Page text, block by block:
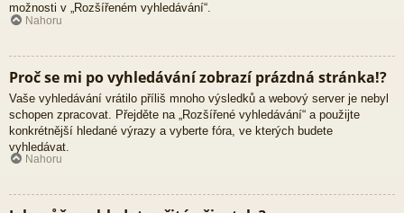
možnosti v „Rozšířeném vyhledávání“.
Nahoru
Proč se mi po vyhledávání zobrazí prázdná stránka!?
Vaše vyhledávání vrátilo příliš mnoho výsledků a webový server je nebyl
schopen zpracovat. Přejděte na „Rozšířené vyhledávání“ a použijte
konkrétnější hledané výrazy a vyberte fóra, ve kterých budete
vyhledávat.
Nahoru